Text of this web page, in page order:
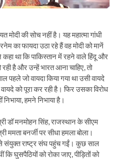
मोदी की सोच नहीं है। यह महात्मा गांधी
का फायदा उठा रहे हैं वह मोदी को मानें
कहा था कि पाकिस्तान में रहने वाले हिंदू और
है और उन्हें भारत आना चाहिए, तो
जो वायदा किया गया था उसी वायदे
को पूरा कर रही है। फिर उसका विरोध
हमने निभाया है।
डॉ मनमोहन सिंह, राजस्थान के सीएम
बनर्जी पर सीधा हमला बोला।
से संयुक्त राष्ट्र संघ पहुंच गईं। कुछ साल
घुसपैठियों को रोका जाए, पीड़ितों को